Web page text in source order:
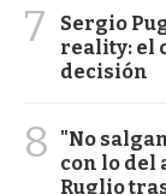
7
Sergio
reality: el
decisión
8
"No
con lo del
Ruglio